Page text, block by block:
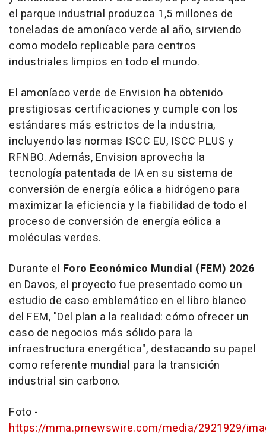
el parque industrial produzca 1,5 millones de
toneladas de amoníaco verde al año, sirviendo
como modelo replicable para centros
industriales limpios en todo el mundo.
El amoníaco verde de Envision ha obtenido
prestigiosas certificaciones y cumple con los
estándares más estrictos de la industria,
incluyendo las normas ISCC EU, ISCC PLUS y
RFNBO. Además, Envision aprovecha la
tecnología patentada de IA en su sistema de
conversión de energía eólica a hidrógeno para
maximizar la eficiencia y la fiabilidad de todo el
proceso de conversión de energía eólica a
moléculas verdes.
Durante el Foro Económico Mundial (FEM) 2026
en Davos, el proyecto fue presentado como un
estudio de caso emblemático en el libro blanco
del FEM, "Del plan a la realidad: cómo ofrecer un
caso de negocios más sólido para la
infraestructura energética", destacando su papel
como referente mundial para la transición
industrial sin carbono.
Foto -
https://mma.prnewswire.com/media/2921929/